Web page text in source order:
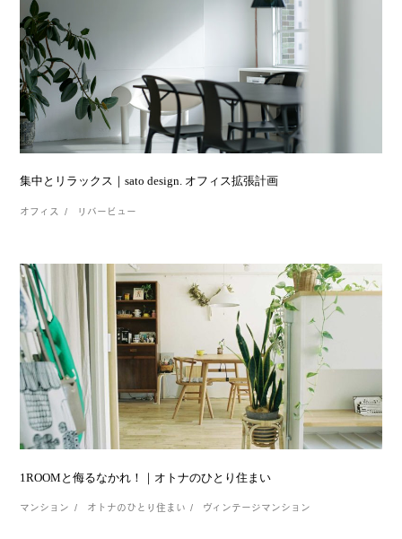
集中とリラックス｜sato design. オフィス拡張計画
オフィス リバービュー
1ROOMと侮るなかれ！｜オトナのひとり住まい
マンション オトナのひとり住まい ヴィンテージマンション